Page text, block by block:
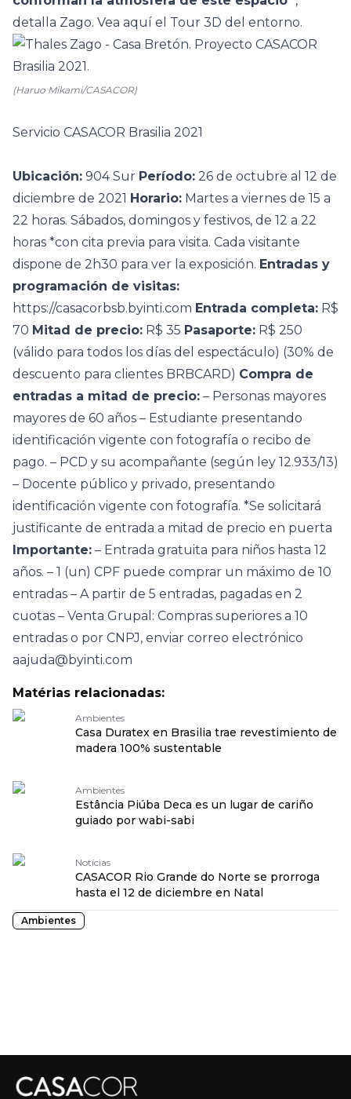
detalla Zago. Vea aquí el Tour 3D del entorno.
(Haruo Mikami/CASACOR)
Servicio CASACOR Brasilia 2021
Ubicación: 904 Sur Período: 26 de octubre al 12 de
diciembre de 2021 Horario: Martes a viernes de 15 a
22 horas. Sábados, domingos y festivos, de 12 a 22
horas *con cita previa para visita. Cada visitante
dispone de 2h30 para ver la exposición. Entradas y
programación de visitas:
https://casacorbsb.byinti.com Entrada completa: R$
70 Mitad de precio: R$ 35 Pasaporte: R$ 250
(válido para todos los días del espectáculo) (30% de
descuento para clientes BRBCARD) Compra de
entradas a mitad de precio: – Personas mayores
mayores de 60 años – Estudiante presentando
identificación vigente con fotografía o recibo de
pago. – PCD y su acompañante (según ley 12.933/13)
– Docente público y privado, presentando
identificación vigente con fotografía. *Se solicitará
justificante de entrada a mitad de precio en puerta
Importante: – Entrada gratuita para niños hasta 12
años. – 1 (un) CPF puede comprar un máximo de 10
entradas – A partir de 5 entradas, pagadas en 2
cuotas – Venta Grupal: Compras superiores a 10
entradas o por CNPJ, enviar correo electrónico
aajuda@byinti.com
Matérias relacionadas:
Ambientes
Casa Duratex en Brasilia trae revestimiento de
madera 100% sustentable
Ambientes
Estância Piúba Deca es un lugar de cariño
guiado por wabi-sabi
Notícias
CASACOR Rio Grande do Norte se prorroga
hasta el 12 de diciembre en Natal
Ambientes